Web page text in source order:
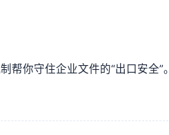
你守住企业文件的“出口安全”。